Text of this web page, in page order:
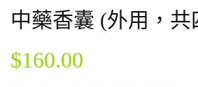
中藥香囊 (外用，共
$160.00